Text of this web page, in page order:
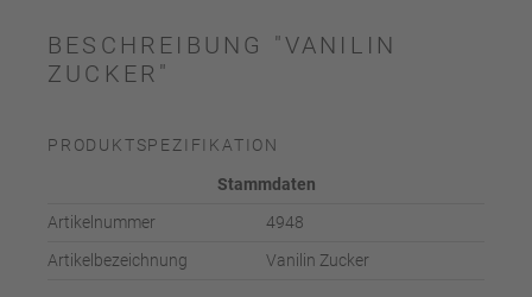
BESCHREIBUNG "VANILIN
ZUCKER"
PRODUKTSPEZIFIKATION
Stammdaten
Artikelnummer
4948
Artikelbezeichnung
Vanilin Zucker